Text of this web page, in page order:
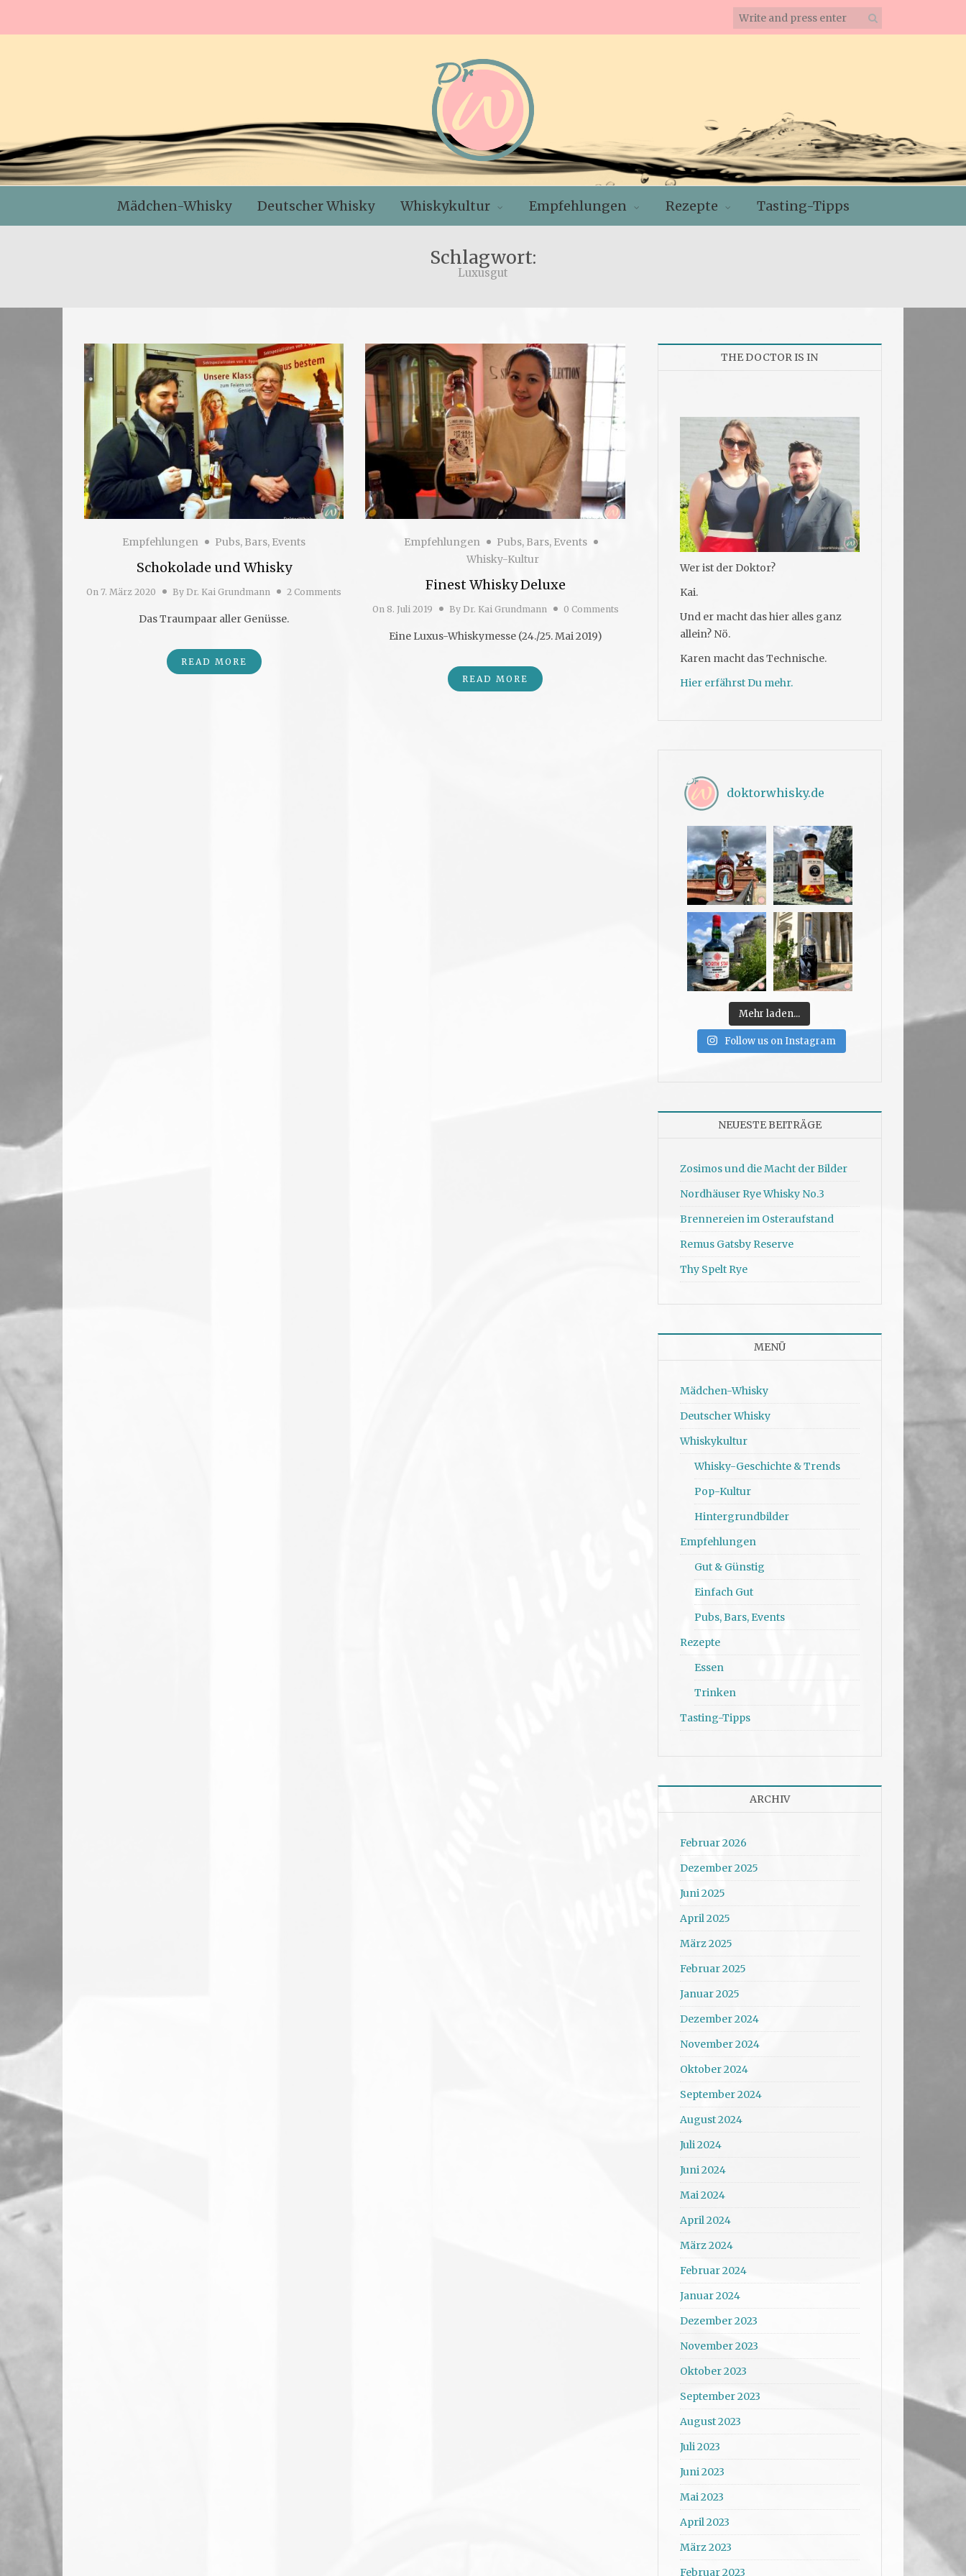
Mädchen-Whisky Deutscher Whisky Whiskykultur Empfehlungen Rezepte Tasting-Tipps
Schlagwort:
Luxusgut
Empfehlungen Pubs, Bars, Events
Schokolade und Whisky
On 7. März 2020 By Dr. Kai Grundmann 2 Comments
Das Traumpaar aller Genüsse.
READ MORE
Empfehlungen
Pubs, Bars, Events
Whisky-Kultur
Finest Whisky Deluxe
On 8. Juli 2019 By Dr. Kai Grundmann 0 Comments
Eine Luxus-Whiskymesse (24./25. Mai 2019)
READ MORE
THE DOCTOR IS IN
Wer ist der Doktor?
Kai.
Und er macht das hier alles ganz
allein? Nö.
Karen macht das Technische.
Hier erfährst Du mehr.
doktorwhisky.de
Mehr laden...
Follow us on Instagram
NEUESTE BEITRÄGE
Zosimos und die Macht der Bilder
Nordhäuser Rye Whisky No.3
Brennereien im Osteraufstand
Remus Gatsby Reserve
Thy Spelt Rye
MENÜ
Mädchen-Whisky
Deutscher Whisky
Whiskykultur
Whisky-Geschichte & Trends
Pop-Kultur
Hintergrundbilder
Empfehlungen
Gut & Günstig
Einfach Gut
Pubs, Bars, Events
Rezepte
Essen
Trinken
Tasting-Tipps
ARCHIV
Februar 2026
Dezember 2025
Juni 2025
April 2025
März 2025
Februar 2025
Januar 2025
Dezember 2024
November 2024
Oktober 2024
September 2024
August 2024
Juli 2024
Juni 2024
Mai 2024
April 2024
März 2024
Februar 2024
Januar 2024
Dezember 2023
November 2023
Oktober 2023
September 2023
August 2023
Juli 2023
Juni 2023
Mai 2023
April 2023
März 2023
Februar 2023